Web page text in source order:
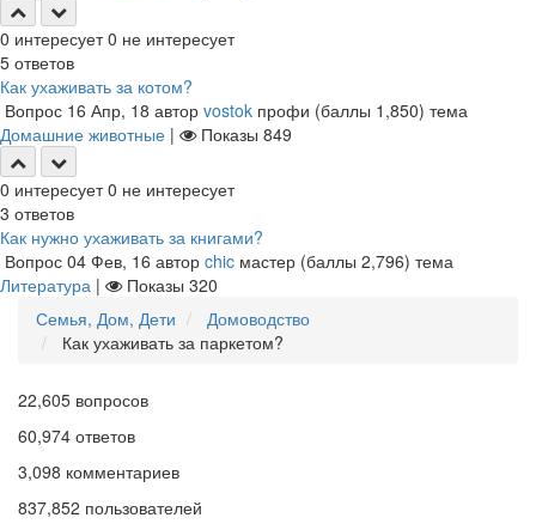
0 интересует 0 не интересует
5 ответов
Как ухаживать за котом?
Вопрос 16 Апр, 18 автор vostok профи (баллы 1,850) тема
Домашние животные | Показы 849
0 интересует 0 не интересует
3 ответов
Как нужно ухаживать за книгами?
Вопрос 04 Фев, 16 автор chic мастер (баллы 2,796) тема
Литература | Показы 320
Семья, Дом, Дети
Домоводство
Как ухаживать за паркетом?
22,605 вопросов
60,974 ответов
3,098 комментариев
837,852 пользователей